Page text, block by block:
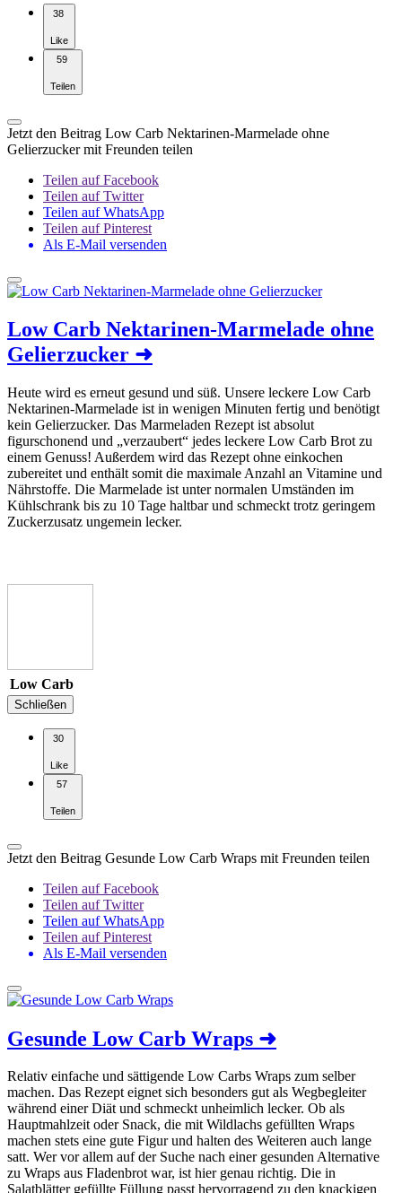
38
Like
59
Teilen
Jetzt den Beitrag Low Carb Nektarinen-Marmelade ohne
Gelierzucker mit Freunden teilen
Teilen auf Facebook
Teilen auf Twitter
Teilen auf WhatsApp
Teilen auf Pinterest
Als E-Mail versenden
Low Carb Nektarinen-Marmelade ohne
Gelierzucker ➜
Heute wird es erneut gesund und süß. Unsere leckere Low Carb
Nektarinen-Marmelade ist in wenigen Minuten fertig und benötigt
kein Gelierzucker. Das Marmeladen Rezept ist absolut
figurschonend und „verzaubert“ jedes leckere Low Carb Brot zu
einem Genuss! Außerdem wird das Rezept ohne einkochen
zubereitet und enthält somit die maximale Anzahl an Vitamine und
Nährstoffe. Die Marmelade ist unter normalen Umständen im
Kühlschrank bis zu 10 Tage haltbar und schmeckt trotz geringem
Zuckerzusatz ungemein lecker.
Low Carb
Schließen
30
Like
57
Teilen
Jetzt den Beitrag Gesunde Low Carb Wraps mit Freunden teilen
Teilen auf Facebook
Teilen auf Twitter
Teilen auf WhatsApp
Teilen auf Pinterest
Als E-Mail versenden
Gesunde Low Carb Wraps ➜
Relativ einfache und sättigende Low Carbs Wraps zum selber
machen. Das Rezept eignet sich besonders gut als Wegbegleiter
während einer Diät und schmeckt unheimlich lecker. Ob als
Hauptmahlzeit oder Snack, die mit Wildlachs gefüllten Wraps
machen stets eine gute Figur und halten des Weiteren auch lange
satt. Wer vor allem auf der Suche nach einer gesunden Alternative
zu Wraps aus Fladenbrot war, ist hier genau richtig. Die in
Salatblätter gefüllte Füllung passt hervorragend zu den knackigen